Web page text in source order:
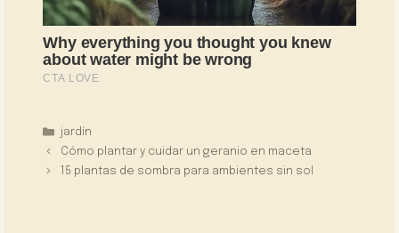
Categorías
jardín
Cómo plantar y cuidar un geranio en maceta
15 plantas de sombra para ambientes sin sol